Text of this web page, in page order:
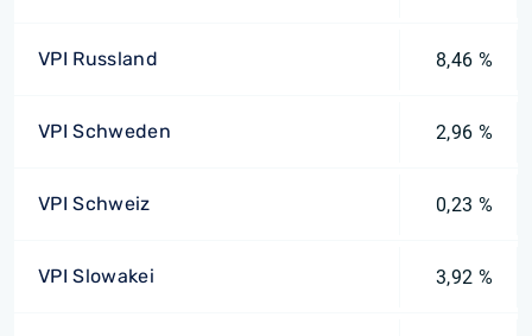
VPI Russland 8,46 %
VPI Schweden 2,96 %
VPI Schweiz 0,23 %
VPI Slowakei 3,92 %